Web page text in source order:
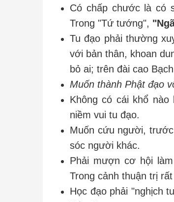
Có chấp chước là có
Trong "Tứ tướng",
Tu đạo phải thường
với bản thân, khoan
bỏ ai; trên đài cao
Muốn thành Phật đạo
Không có cái khổ
niềm vui tu đạo.
Muốn cứu người,
sóc người khác.
Phải mượn cơ hội
Trong cảnh thuận trị
Học đạo phải "nghịch